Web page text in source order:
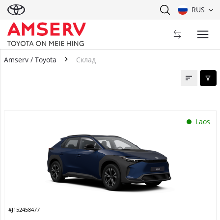
RUS
Amserv / Toyota Склад
Laos
#J152458477